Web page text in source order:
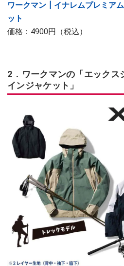
ワークマン┃イナレムプレミア
ット
価格：4900円（税込）
2．ワークマンの「エックス
インジャケット」